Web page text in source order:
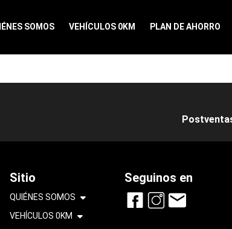
SOMOS VEHÍCULOS 0KM PLAN DE AHORRO
Sitio
QUIÉNES SOMOS
VEHÍCULOS 0KM
Seguinos en